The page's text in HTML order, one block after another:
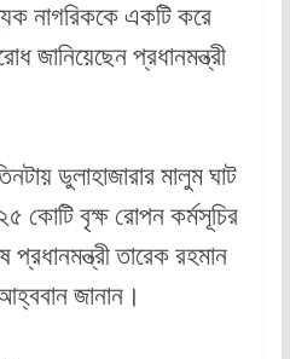
নাগরিককে একটি করে
জানিয়েছেন প্রধানমন্ত্রী
ডুলাহাজারার মালুম ঘাট
কোটি বৃক্ষ রোপন কর্মসূচির
তারেক রহমান
জানান।